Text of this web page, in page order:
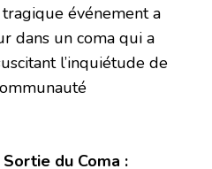
événement a
dans un coma qui a
l’inquiétude de
du Coma :